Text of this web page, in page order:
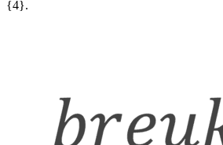
{4}.